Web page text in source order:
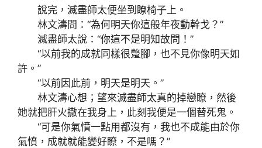
說完，滅盡師太便坐到瞭椅子上。
林文濤問：“為何明天你這般年夜動幹戈？”
滅盡師太說：“你這不是明知故問！”
“以前我的成就同樣很蹩腳，也不見你像明天如
許。”
“以前因此前，明天是明天。”
林文濤心想；望來滅盡師太真的掉戀瞭，然後
她就把肝火撒在我身上，此刻我便是一個替死鬼。
“可是你氣憤一點用都沒有，我也不成能由於你
氣憤，成就就能變好瞭，不是嗎？”